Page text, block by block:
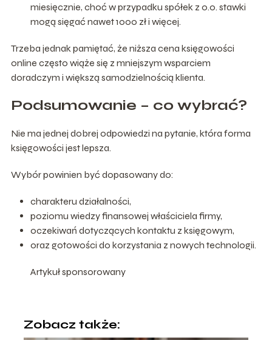
miesięcznie, choć w przypadku spółek z o.o. stawki
mogą sięgać nawet 1000 zł i więcej.
Trzeba jednak pamiętać, że niższa cena księgowości
online często wiąże się z mniejszym wsparciem
doradczym i większą samodzielnością klienta.
Podsumowanie – co wybrać?
Nie ma jednej dobrej odpowiedzi na pytanie, która forma
księgowości jest lepsza.
Wybór powinien być dopasowany do:
charakteru działalności,
poziomu wiedzy finansowej właściciela firmy,
oczekiwań dotyczących kontaktu z księgowym,
oraz gotowości do korzystania z nowych technologii.
Artykuł sponsorowany
Zobacz także: